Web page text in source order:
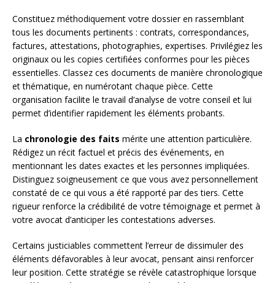
Constituez méthodiquement votre dossier en rassemblant
tous les documents pertinents : contrats, correspondances,
factures, attestations, photographies, expertises. Privilégiez les
originaux ou les copies certifiées conformes pour les pièces
essentielles. Classez ces documents de manière chronologique
et thématique, en numérotant chaque pièce. Cette
organisation facilite le travail d’analyse de votre conseil et lui
permet d’identifier rapidement les éléments probants.
La chronologie des faits mérite une attention particulière.
Rédigez un récit factuel et précis des événements, en
mentionnant les dates exactes et les personnes impliquées.
Distinguez soigneusement ce que vous avez personnellement
constaté de ce qui vous a été rapporté par des tiers. Cette
rigueur renforce la crédibilité de votre témoignage et permet à
votre avocat d’anticiper les contestations adverses.
Certains justiciables commettent l’erreur de dissimuler des
éléments défavorables à leur avocat, pensant ainsi renforcer
leur position. Cette stratégie se révèle catastrophique lorsque